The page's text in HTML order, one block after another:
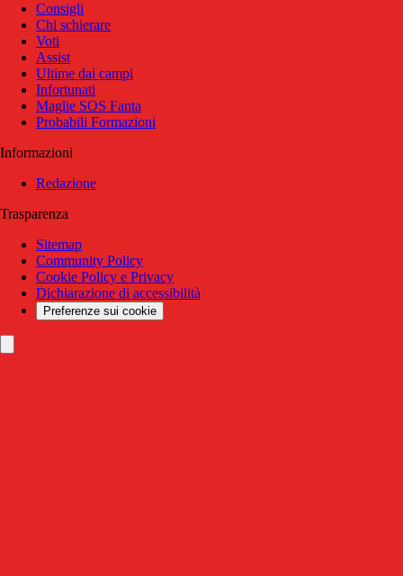
Consigli
Chi schierare
Voti
Assist
Ultime dai campi
Infortunati
Maglie SOS Fanta
Probabili Formazioni
Informazioni
Redazione
Trasparenza
Sitemap
Community Policy
Cookie Policy e Privacy
Dichiarazione di accessibilità
Preferenze sui cookie